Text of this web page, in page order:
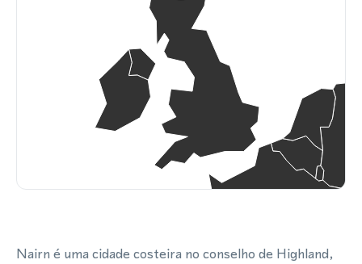
Nairn é uma cidade costeira no conselho de Highland,